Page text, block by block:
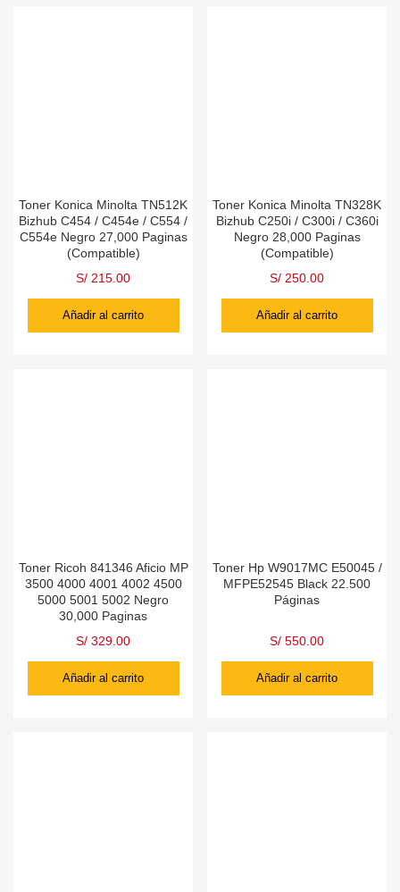
Toner Konica Minolta TN512K
Bizhub C454 / C454e / C554 /
C554e Negro 27,000 Paginas
(Compatible)
S/ 215.00
Añadir al carrito
Toner Konica Minolta TN328K
Bizhub C250i / C300i / C360i
Negro 28,000 Paginas
(Compatible)
S/ 250.00
Añadir al carrito
Toner Ricoh 841346 Aficio MP
3500 4000 4001 4002 4500
5000 5001 5002 Negro
30,000 Paginas
S/ 329.00
Añadir al carrito
Toner Hp W9017MC E50045 /
MFPE52545 Black 22.500
Páginas
S/ 550.00
Añadir al carrito